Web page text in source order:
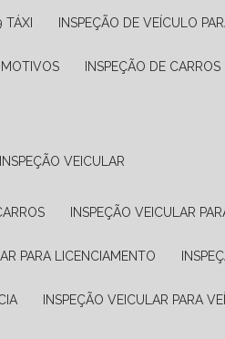
TÁXI INSPEÇÃO DE VEÍCULO
INSPEÇÃO DE CARROS
INSPEÇÃO VEICULAR
INSPEÇÃO VEICULAR
PARA LICENCIAMENTO
INSPEÇÃO VEICULAR PARA